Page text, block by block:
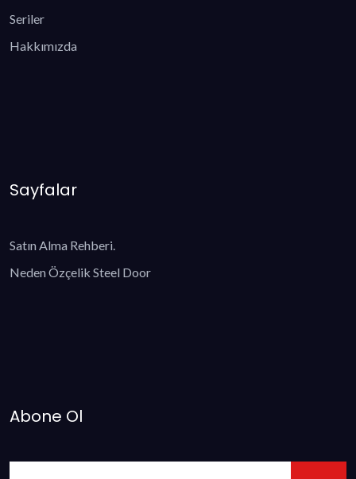
Seriler
Hakkımızda
Sayfalar
Satın Alma Rehberi.
Neden Özçelik Steel Door
Abone Ol